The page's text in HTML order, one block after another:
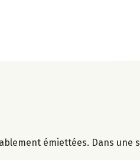
émiettées. Dans une